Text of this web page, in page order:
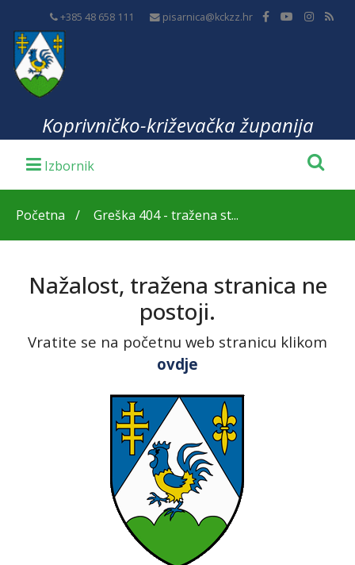
+385 48 658 111 pisarnica@kckzz.hr
Koprivničko-križevačka županija
Početna Greška 404 - tražena st...
Nažalost, tražena stranica ne
postoji.
Vratite se na početnu web stranicu klikom
ovdje